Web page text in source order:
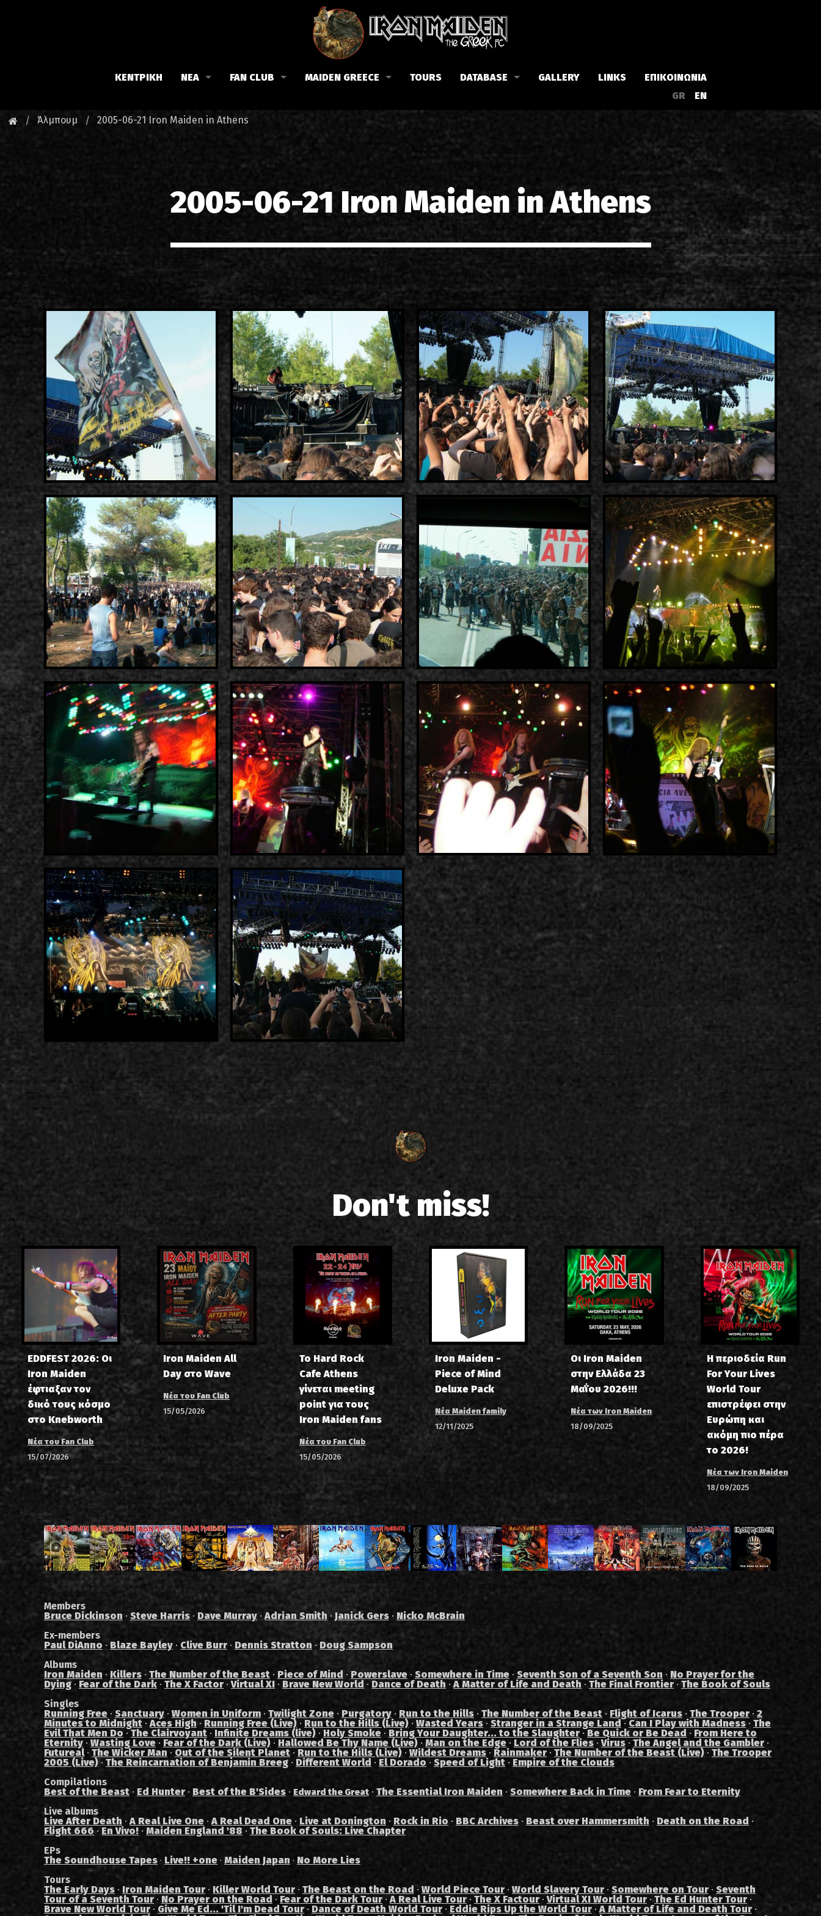
ΚΕΝΤΡΙΚΗ ΝΕΑ FAN CLUB MAIDEN GREECE
Λίστα τραγουδιών στην Ελλάδα
Φωτογραφίες στην Ελλάδα1988-09-13 Νέα Φιλαδέλφεια
1998-09-04 Λυκαβηττός
1999-10-01 Περιστέρι
2000-11-10 Άγιος Κοσμάς
2005-06-21 Μαλακάσα
2008-08-02 Μαλακάσα
2011-06-17 Μαλακάσα
2018-07-20 Μαλακάσα
2022-07-16 Ολυμπιακό Στάδιο
TOURS DATABASE
Singles
Συλλογές
Live
Λίστα ηχογραφήσεων
Κριτικές
Συνεντεύξεις
Αρθρογραφία
GALLERY LINKS
ΕΠΙΚΟΙΝΩΝΙΑ
GR
EN
Άλμπουμ 2005-06-21 Iron Maiden in Athens
2005-06-21 Iron Maiden in Athens
Don't miss!
EDDFEST 2026: Οι
Iron Maiden
έφτιαξαν τον
δικό τους κόσμο
στο Knebworth
Νέα του Fan Club
15/07/2026
Iron Maiden All
Day στο Wave
Νέα του Fan Club
15/05/2026
Το Hard Rock
Cafe Athens
γίνεται meeting
point για τους
Iron Maiden fans
Νέα του Fan Club
15/05/2026
Iron Maiden -
Piece of Mind
Deluxe Pack
Νέα Maiden family
12/11/2025
Οι Iron Maiden
στην Ελλάδα 23
Μαΐου 2026!!!
Νέα των Iron Maiden
18/09/2025
Η περιοδεία Run
For Your Lives
World Tour
επιστρέφει στην
Ευρώπη και
ακόμη πιο πέρα
το 2026!
Νέα των Iron Maiden
18/09/2025
Members
Bruce Dickinson · Steve Harris · Dave Murray ·Adrian Smith · Janick Gers · Nicko McBrain
Ex-members
Paul DiAnno · Blaze Bayley · Clive Burr · Dennis Stratton · Doug Sampson
Albums
Iron Maiden · Killers · The Number of the Beast · Piece of Mind · Powerslave · Somewhere in Time · Seventh Son of a Seventh Son · No Prayer for the
Dying · Fear of the Dark · The X Factor ·Virtual XI · Brave New World · Dance of Death ·A Matter of Life and Death · The Final Frontier · The Book of Souls
Singles
Running Free · Sanctuary · Women in Uniform · Twilight Zone · Purgatory · Run to the Hills · The Number of the Beast · Flight of Icarus · The Trooper · 2
Minutes to Midnight ·Aces High · Running Free (Live) · Run to the Hills (Live) · Wasted Years · Stranger in a Strange Land · Can I Play with Madness · The
Evil That Men Do · The Clairvoyant · Infinite Dreams (live) · Holy Smoke · Bring Your Daughter... to the Slaughter · Be Quick or Be Dead · From Here to
Eternity · Wasting Love · Fear of the Dark (Live) · Hallowed Be Thy Name (Live) · Man on the Edge · Lord of the Flies ·Virus · The Angel and the Gambler ·
Futureal· The Wicker Man · Out of the Silent Planet · Run to the Hills (Live) · Wildest Dreams · Rainmaker · The Number of the Beast (Live) · The Trooper
2005 (Live) · The Reincarnation of Benjamin Breeg · Different World · El Dorado · Speed of Light · Empire of the Clouds
Compilations
Best of the Beast · Ed Hunter · Best of the B'Sides · Edward the Great · The Essential Iron Maiden · Somewhere Back in Time · From Fear to Eternity
Live albums
Live After Death ·A Real Live One ·A Real Dead One · Live at Donington · Rock in Rio · BBC Archives · Beast over Hammersmith · Death on the Road ·
Flight 666· En Vivo! · Maiden England '88 · The Book of Souls: Live Chapter
EPs
The Soundhouse Tapes · Live!! +one · Maiden Japan · No More Lies
Tours
The Early Days · Iron Maiden Tour · Killer World Tour · The Beast on the Road · World Piece Tour · World Slavery Tour · Somewhere on Tour· Seventh
Tour of a Seventh Tour· No Prayer on the Road · Fear of the Dark Tour ·A Real Live Tour · The X Factour ·Virtual XI World Tour ·The Ed Hunter Tour ·
Brave New World Tour · Give Me Ed... 'Til I'm Dead Tour· Dance of Death World Tour · Eddie Rips Up the World Tour ·A Matter of Life and Death Tour·